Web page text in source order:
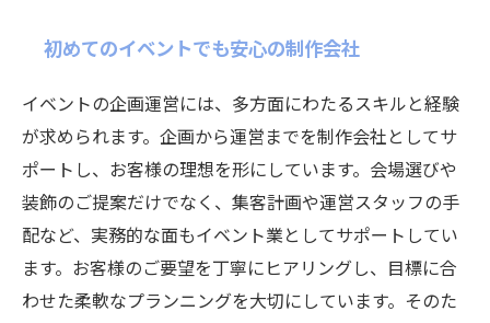
初めてのイベントでも安心の制作会社
イベントの企画運営には、多方面にわたるスキルと経験
が求められます。企画から運営までを制作会社としてサ
ポートし、お客様の理想を形にしています。会場選びや
装飾のご提案だけでなく、集客計画や運営スタッフの手
配など、実務的な面もイベント業としてサポートしてい
ます。お客様のご要望を丁寧にヒアリングし、目標に合
わせた柔軟なプランニングを大切にしています。そのた